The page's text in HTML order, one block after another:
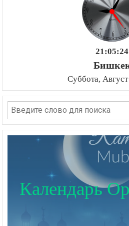
21:05:25
Суббота,
Календарь